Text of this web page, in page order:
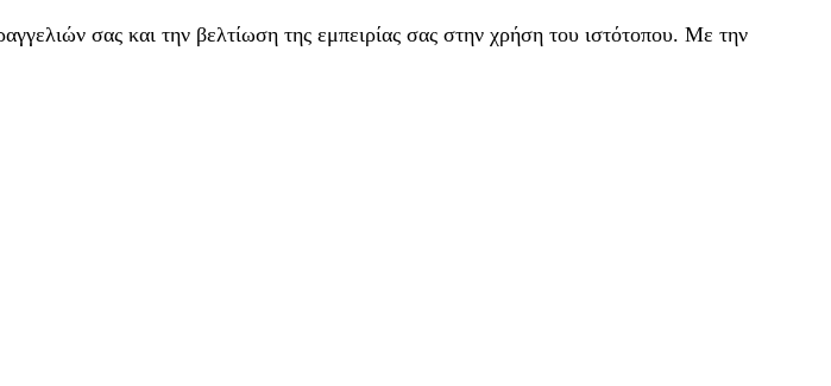
σας και την βελτίωση της εμπειρίας σας στην χρήση του ιστότοπου. Με την